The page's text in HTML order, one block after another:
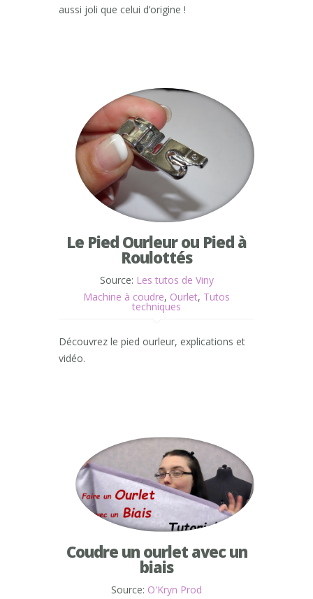
aussi joli que celui d’origine !
Le Pied Ourleur ou Pied à
Roulottés
Source: Les tutos de Viny
Machine à coudre, Ourlet, Tutos
techniques
Découvrez le pied ourleur, explications et
vidéo.
Coudre un ourlet avec un
biais
Source: O'Kryn Prod